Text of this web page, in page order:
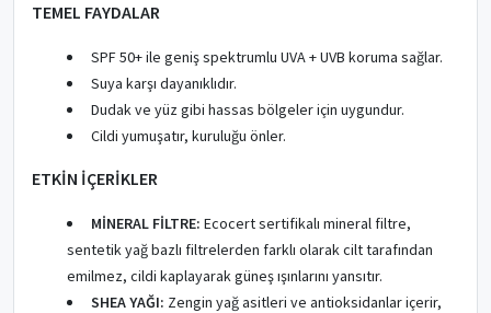
TEMEL FAYDALAR
SPF 50+ ile geniş spektrumlu UVA + UVB koruma sağlar.
Suya karşı dayanıklıdır.
Dudak ve yüz gibi hassas bölgeler için uygundur.
Cildi yumuşatır, kuruluğu önler.
ETKİN İÇERİKLER
MİNERAL FİLTRE: Ecocert sertifikalı mineral filtre,
sentetik yağ bazlı filtrelerden farklı olarak cilt tarafından
emilmez, cildi kaplayarak güneş ışınlarını yansıtır.
SHEA YAĞI: Zengin yağ asitleri ve antioksidanlar içerir,